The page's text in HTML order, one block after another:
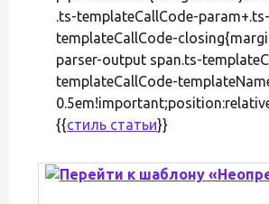
.ts-templateCallCode-param+.ts-
templateCallCode-
parser-output span.ts-
templateCallCode-
{{стиль статьи}}